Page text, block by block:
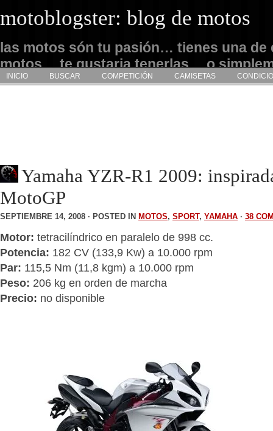
motoblogster: blog de motos
las motos són tu pasión… tienes una de
motos… te gustaria tenerlas… o
admirarlas… este es tu sitio
INICIO BUSCAR COMPETICIÓN CAMISETAS
Yamaha YZR-R1 2009:
MotoGP
SEPTIEMBRE 14, 2008 · POSTED IN MOTOS, SPORT, YAMAHA · 38
Motor: tetracilíndrico en paralelo de 998 cc.
Potencia: 182 CV (133,9 Kw) a 10.000 rpm
Par: 115,5 Nm (11,8 kgm) a 10.000 rpm
Peso: 206 kg en orden de marcha
Precio: no disponible